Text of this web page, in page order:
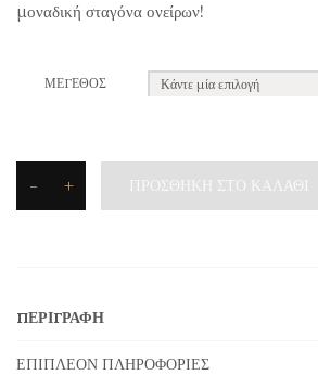
μοναδική σταγόνα ονείρων!
ΜΈΓΕΘΟΣ
-
σε
+ ΠΡΟΣΘΉΚΗ ΣΤΟ ΚΑΛΆΘΙ
ΠΕΡΙΓΡΑΦΉ
ΕΠΙΠΛΈΟΝ ΠΛΗΡΟΦΟΡΊΕΣ